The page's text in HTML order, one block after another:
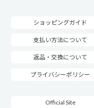
ショッピングガイド
支払い方法について
返品・交換について
プライバシーポリシー
Official Site